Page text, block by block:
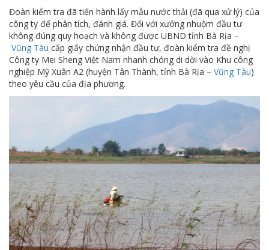
Đoàn kiểm tra đã tiến hành lấy mẫu nước thải (đã qua xử lý) của
công ty để phân tích, đánh giá. Đối với xưởng nhuộm đầu tư
không đúng quy hoạch và không được UBND tỉnh Bà Rịa –
Vũng Tàu cấp giấy chứng nhận đầu tư, đoàn kiểm tra đề nghị
Công ty Mei Sheng Việt Nam nhanh chóng di dời vào Khu công
nghiệp Mỹ Xuân A2 (huyện Tân Thành, tỉnh Bà Rịa – Vũng Tàu)
theo yêu cầu của địa phương.